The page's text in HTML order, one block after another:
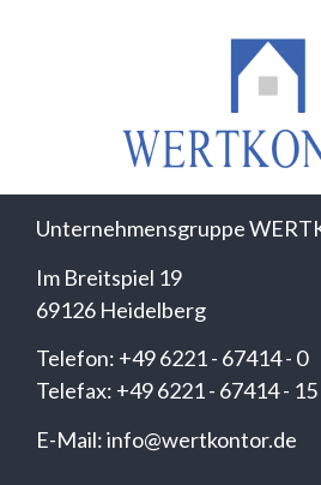
Unternehmensgruppe
Im Breitspiel 19
69126 Heidelberg
Telefon: +49 6221 - 67414 - 0
Telefax: +49 6221 - 67414 - 15
E-Mail: info@wertkontor.de